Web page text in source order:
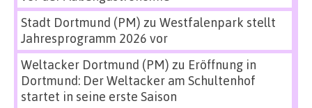
Stadt Dortmund (PM) zu Westfalenpark stellt
Jahresprogramm 2026 vor
Weltacker Dortmund (PM) zu Eröffnung in
Dortmund: Der Weltacker am Schultenhof
startet in seine erste Saison